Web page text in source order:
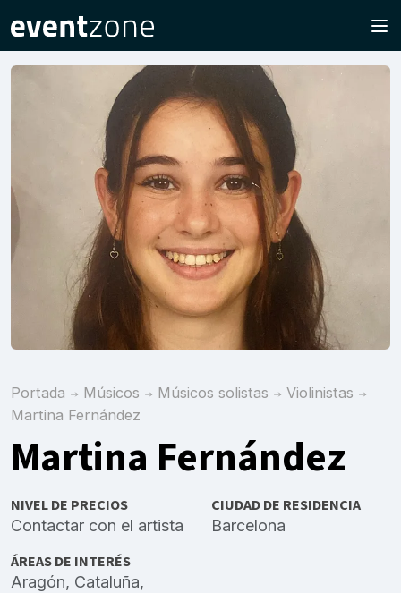
Portada Músicos Músicos solistas
Violinistas
Martina Fernández
Martina Fernández
NIVEL DE PRECIOS
Contactar con el artista
CIUDAD DE RESIDENCIA
Barcelona
ÁREAS DE INTERÉS
Aragón, Cataluña,